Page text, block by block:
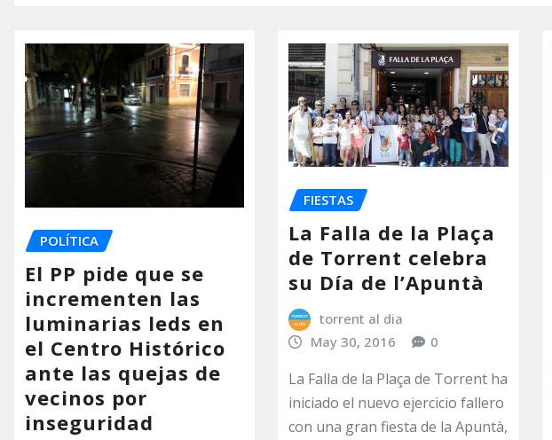
POLÍTICA
El PP pide que se
incrementen las
luminarias leds en
el Centro Histórico
ante las quejas de
vecinos por
inseguridad
FIESTAS
La Falla de la Plaça
de Torrent celebra
su Día de l’Apuntà
torrent al dia
May 30, 2016
0
La Falla de la Plaça de Torrent ha
iniciado el nuevo ejercicio fallero
con una gran fiesta de la Apuntà,